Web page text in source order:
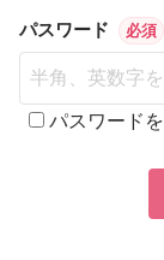
パスワード 必須
パスワード